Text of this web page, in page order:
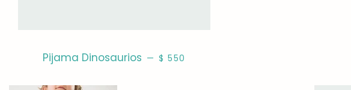
Pijama Dinosaurios — PRECIO HABITUAL
$ 550